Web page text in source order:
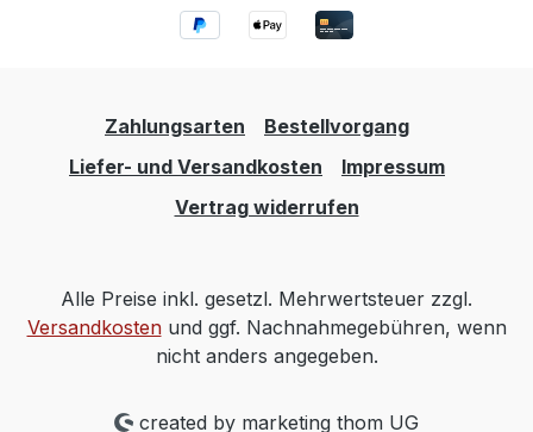
Zahlungsarten
Bestellvorgang
Liefer- und Versandkosten
Impressum
Vertrag widerrufen
Alle Preise inkl. gesetzl. Mehrwertsteuer zzgl.
Versandkostenund ggf. Nachnahmegebühren, wenn
nicht anders angegeben.
created by marketing thom UG